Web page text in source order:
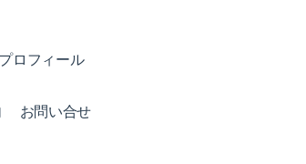
プロフィール
お問い合せ